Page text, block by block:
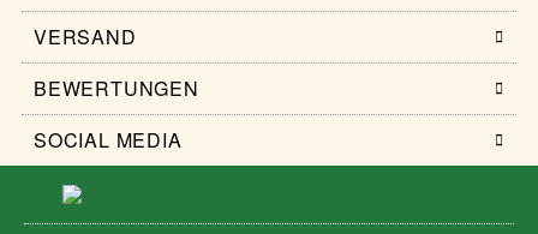
VERSAND
BEWERTUNGEN
SOCIAL MEDIA